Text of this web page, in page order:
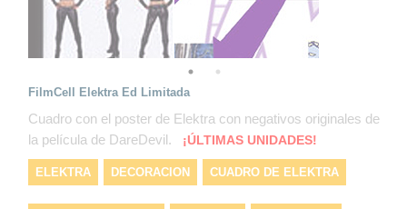
FilmCell Elektra Ed Limitada
Cuadro con el poster de Elektra con negativos originales de
la película de DareDevil.
¡ÚLTIMAS UNIDADES!
ELEKTRA DECORACION CUADRO DE ELEKTRA